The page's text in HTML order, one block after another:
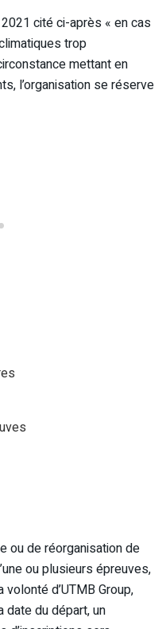
cité ci-après « en cas
trop
mettant en
l’organisation se réserve
ou de réorganisation de
ou plusieurs épreuves,
d’UTMB Group,
date du départ, un